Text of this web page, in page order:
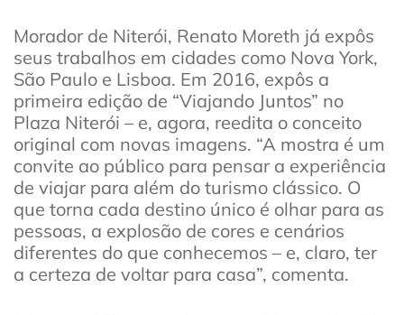
Morador de Niterói, Renato Moreth já expôs
seus trabalhos em cidades como Nova York,
São Paulo e Lisboa. Em 2016, expôs a
primeira edição de “Viajando Juntos” no
Plaza Niterói – e, agora, reedita o conceito
original com novas imagens. “A mostra é um
convite ao público para pensar a experiência
de viajar para além do turismo clássico. O
que torna cada destino único é olhar para as
pessoas, a explosão de cores e cenários
diferentes do que conhecemos – e, claro, ter
a certeza de voltar para casa”, comenta.